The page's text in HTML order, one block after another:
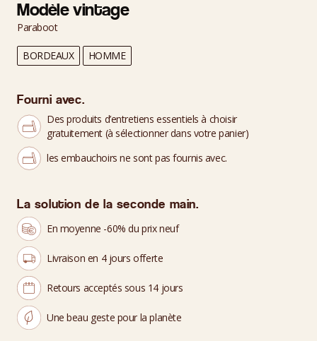
Modèle vintage
Paraboot
BORDEAUX HOMME
Fourni avec.
Des produits d’entretiens essentiels à choisir
gratuitement (à sélectionner dans votre panier)
les embauchoirs ne sont pas fournis avec.
La solution de la seconde main.
En moyenne -60% du prix neuf
Livraison en 4 jours offerte
Retours acceptés sous 14 jours
Une beau geste pour la planète